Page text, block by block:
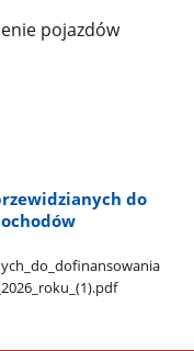
pojazdów
do